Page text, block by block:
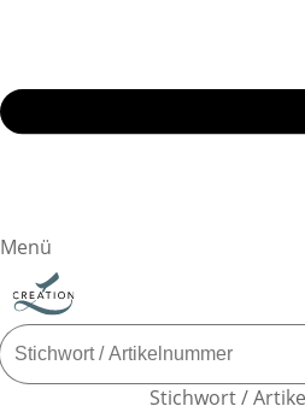
Menü
Stichwort /